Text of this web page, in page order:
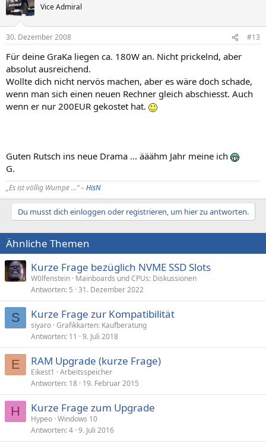
Vice Admiral
30. Dezember 2008 #13
Für deine GraKa liegen ca. 180W an. Nicht prickelnd, aber
absolut ausreichend.
Wollte dich nicht nervös machen, aber es wäre doch schade,
wenn man sich einen neuen Rechner gleich abschiesst. Auch
wenn er nur 200EUR gekostet hat.
Guten Rutsch ins neue Drama ... ääähm Jahr meine ich
G.
„Es ist völlig Wumpe ...“ –HisN
Du musst dich einloggen oder registrieren, um hier zu antworten.
Ähnliche Themen
Kurze Frage bezüglich NVME SSD Slots
W0lfenstein Mainboards und CPUs: Diskussionen
Antworten 5 31. Dezember 2022
S Kurze Frage zur Kompatibilität
siyaro Grafikkarten: Kaufberatung
Antworten 11 9. Juli 2018
E RAM Upgrade (kurze Frage)
Eikest1
Arbeitsspeicher
Antworten 18 19. Februar 2015
H Kurze Frage zum Upgrade
Hypeo Windows 10
Antworten 4 9. Juli 2016